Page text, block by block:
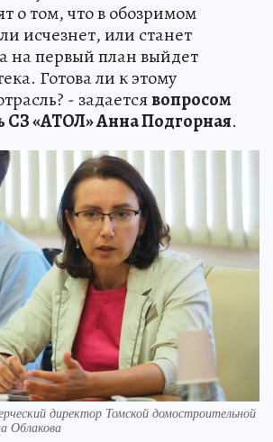
о том, что в обозримом
исчезнет, или станет
на первый план выйдет
Готова ли к этому
- задаетсявопросом
СЗ «АТОЛ» Анна Подгорная.
директор Томской домостроительной
Облакова